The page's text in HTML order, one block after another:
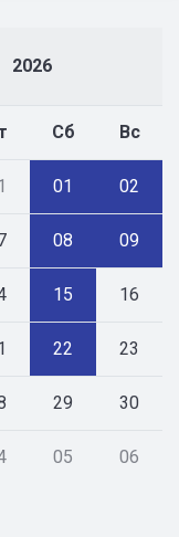
2026
Сб Вс
01 02
08 09
15 16
22 23
29 30
05 06